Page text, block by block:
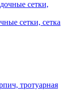
сетки, сетка